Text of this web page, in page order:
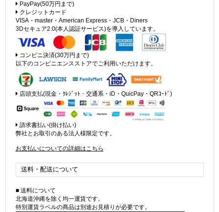
PayPay(50万円まで)
クレジットカード
VISA・master・American Express・JCB・Diners
3Dセキュア2.0(本人認証サービス)を導入しています。
コンビニ決済(30万円まで)
以下のコンビニエンスストアでご利用いただけます。
店頭支払(現金・ｸﾚｼﾞｯﾄ・交通系・iD・QuicPay・QRｺｰﾄﾞ)
請求書払い(掛け払い)
弊社とお取引のある法人様限定です。
お支払いについての詳細はこちら
送料・配送について
■ 送料について
北海道沖縄を除く均一運賃です。
特別運賃ラベルの商品は別途お見積りが必要です。